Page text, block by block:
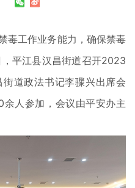
工作业务能力，确保禁毒
平江县汉昌街道召开2023
道政法书记李骤兴出席会
人参加，会议由平安办主